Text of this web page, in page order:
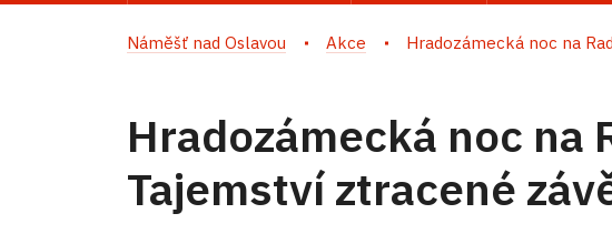
Náměšť nad Oslavou Akce Hradozámecká noc na
Hradozámecká noc na
Tajemství ztracené